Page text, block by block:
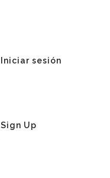
Iniciar sesión
Sign Up